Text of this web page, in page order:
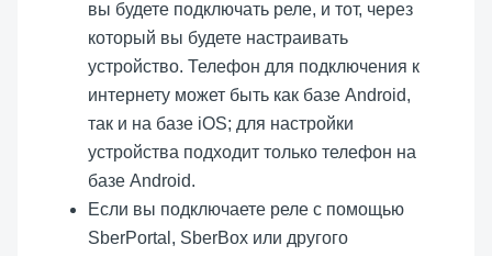
вы будете подключать реле, и тот, через
который вы будете настраивать
устройство. Телефон для подключения к
интернету может быть как базе Android,
так и на базе iOS; для настройки
устройства подходит только телефон на
базе Android.
Если вы подключаете реле с помощью
SberPortal, SberBox или другого